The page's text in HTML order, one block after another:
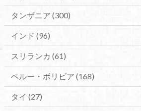
タンザニア (300)
インド (96)
スリランカ (61)
ペルー・ボリビア (168)
タイ (27)